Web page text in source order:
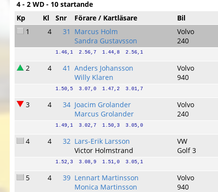
4 - 2 WD - 10 startande
Kp
Kl Snr Förare / Kartläsare
Bil
1
4 31
Marcus Holm
Sandra Gustavsson
Volvo
240
1.46,1  2.56,7  1.44,8  2.56,1
2 4 41 Anders Johansson
Willy Klaren
Volvo
940
1.50,5  3.07,0  1.47,2  3.01,7
3 4 34 Joacim Grolander
Marcus Grolander
Volvo
240
1.49,1  3.02,7  1.50,3  3.05,0
4 4 32 Lars-Erik Larsson
Victor Holmstrand
VW
Golf 3
1.52,3  3.08,9  1.51,0  3.05,1
5 4 39 Lennart Martinsson
Monica Martinsson
Volvo
940